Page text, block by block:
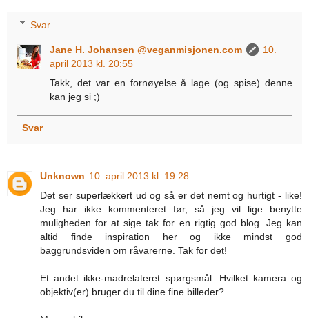
Svar
Jane H. Johansen @veganmisjonen.com
10.
april 2013 kl. 20:55
Takk, det var en fornøyelse å lage (og spise) denne
kan jeg si ;)
Svar
Unknown 10. april 2013 kl. 19:28
Det ser superlækkert ud og så er det nemt og hurtigt - like!
Jeg har ikke kommenteret før, så jeg vil lige benytte
muligheden for at sige tak for en rigtig god blog. Jeg kan
altid finde inspiration her og ikke mindst god
baggrundsviden om råvarerne. Tak for det!
Et andet ikke-madrelateret spørgsmål: Hvilket kamera og
objektiv(er) bruger du til dine fine billeder?